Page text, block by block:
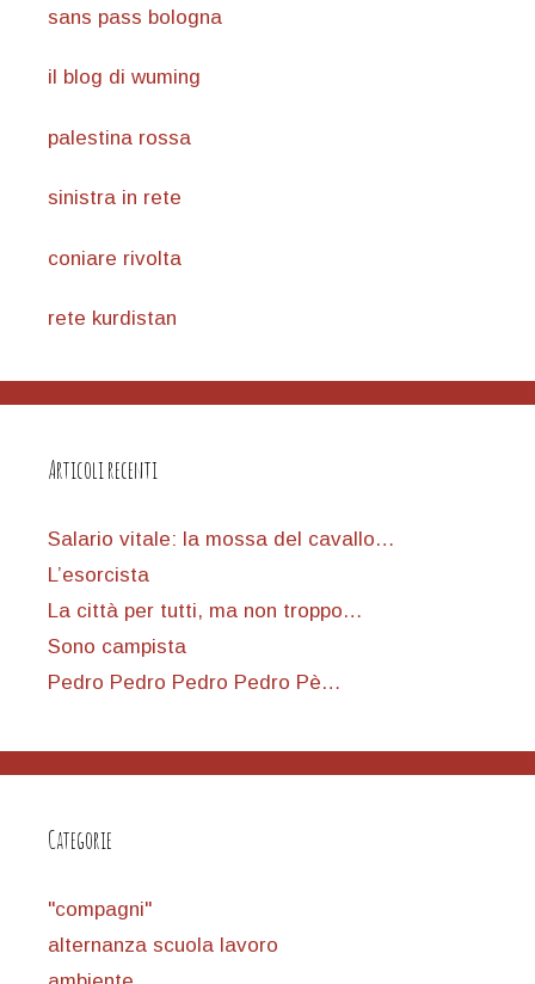
sans pass bologna
il blog di wuming
palestina rossa
sinistra in rete
coniare rivolta
rete kurdistan
Articoli recenti
Salario vitale: la mossa del cavallo…
L’esorcista
La città per tutti, ma non troppo…
Sono campista
Pedro Pedro Pedro Pedro Pè…
Categorie
"compagni"
alternanza scuola lavoro